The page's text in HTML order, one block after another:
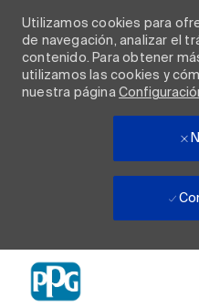
Utilizamos cookies para
de navegación, analizar el
contenido. Para obtener
utilizamos las cookies y
nuestra página